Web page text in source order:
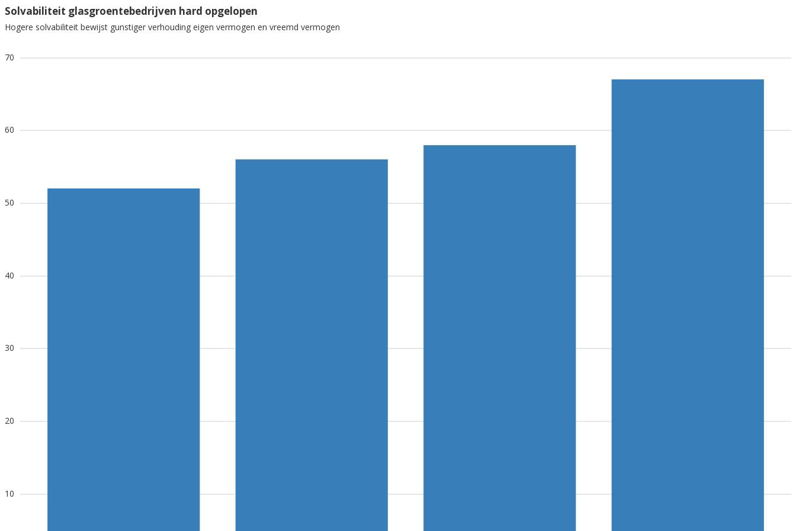
Solvabiliteit glasgroentebedrijven hard opgelopen
Hogere solvabiliteit bewijst gunstiger verhouding eigen vermogen en vreemd vermogen
10
20
30
40
50
60
70